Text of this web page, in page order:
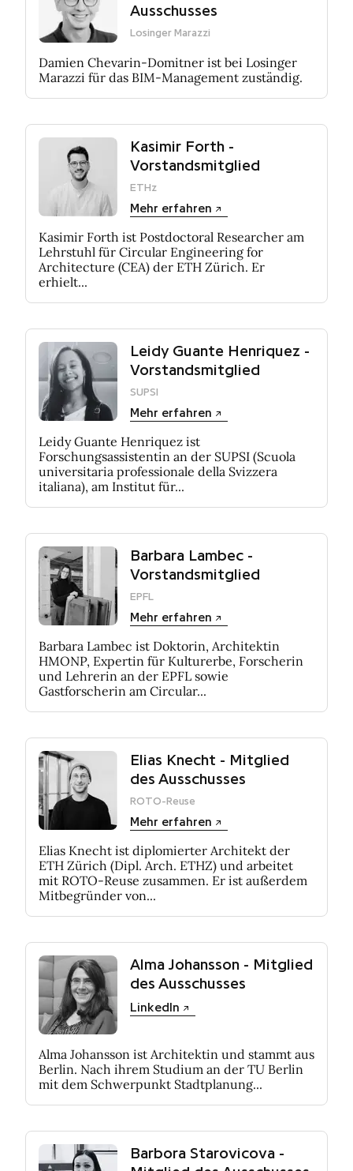
Ausschusses
Losinger Marazzi
Damien Chevarin-Domitner ist bei Losinger
Marazzi für das BIM-Management zuständig.
Kasimir Forth -
Vorstandsmitglied
ETHz
Mehr erfahren
Kasimir Forth ist Postdoctoral Researcher am
Lehrstuhl für Circular Engineering for
Architecture (CEA) der ETH Zürich. Er
erhielt...
Leidy Guante Henriquez -
Vorstandsmitglied
SUPSI
Mehr erfahren
Leidy Guante Henriquez ist
Forschungsassistentin an der SUPSI (Scuola
universitaria professionale della Svizzera
italiana), am Institut für...
Barbara Lambec -
Vorstandsmitglied
EPFL
Mehr erfahren
Barbara Lambec ist Doktorin, Architektin
HMONP, Expertin für Kulturerbe, Forscherin
und Lehrerin an der EPFL sowie
Gastforscherin am Circular...
Elias Knecht - Mitglied
des Ausschusses
ROTO-Reuse
Mehr erfahren
Elias Knecht ist diplomierter Architekt der
ETH Zürich (Dipl. Arch. ETHZ) und arbeitet
mit ROTO-Reuse zusammen. Er ist außerdem
Mitbegründer von...
Alma Johansson - Mitglied
des Ausschusses
LinkedIn
Alma Johansson ist Architektin und stammt aus
Berlin. Nach ihrem Studium an der TU Berlin
mit dem Schwerpunkt Stadtplanung...
Barbora Starovicova -